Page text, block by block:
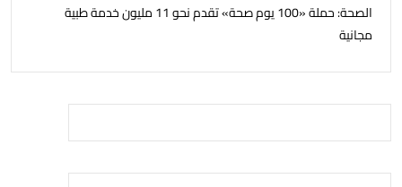
الصحة: حملة «100 يوم صحة» تقدم نحو 11 مليون خدمة طبية
مجانية